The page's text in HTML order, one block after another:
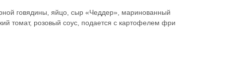
говядины, яйцо, сыр «Чеддер», маринованный
томат, розовый соус, подается с картофелем фри